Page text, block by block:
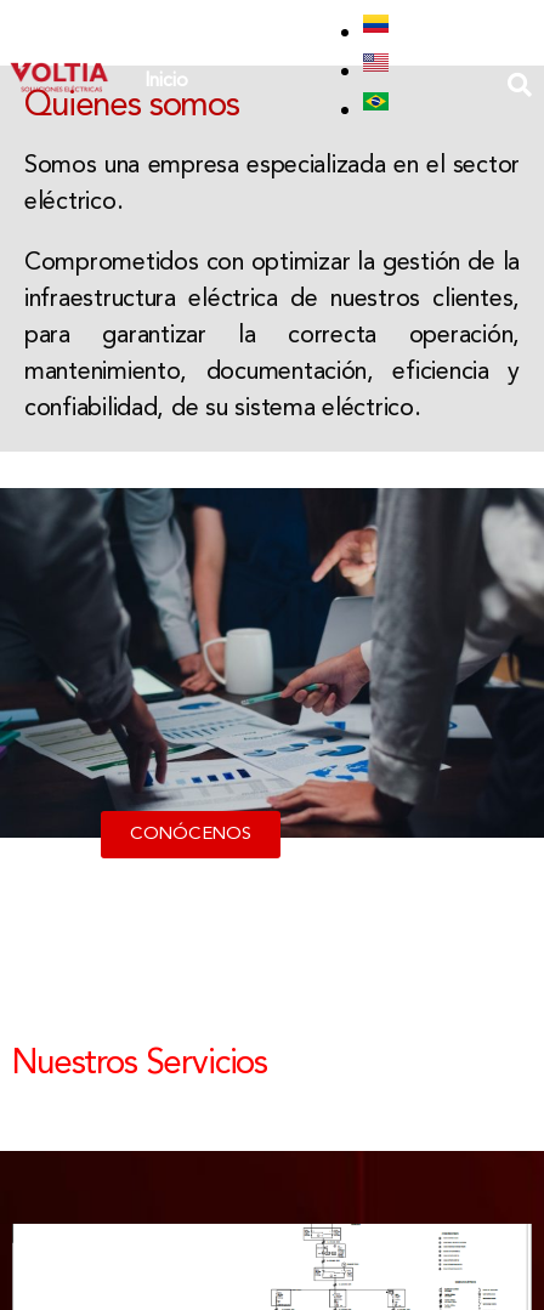
Inicio
Gestión de la infraestructura
eléctrica
Apasionados por la Ingeniería
Quienes somos
Somos una empresa especializada en el sector
eléctrico.
Comprometidos con optimizar la gestión de la
infraestructura eléctrica de nuestros clientes,
para garantizar la correcta operación,
mantenimiento, documentación, eficiencia y
confiabilidad, de su sistema eléctrico.
CONÓCENOS
Nuestros Servicios